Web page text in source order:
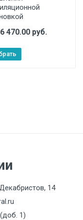
470.00 руб.
14
1)